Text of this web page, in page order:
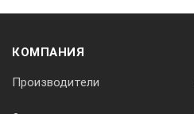
КОМПАНИЯ
Производители